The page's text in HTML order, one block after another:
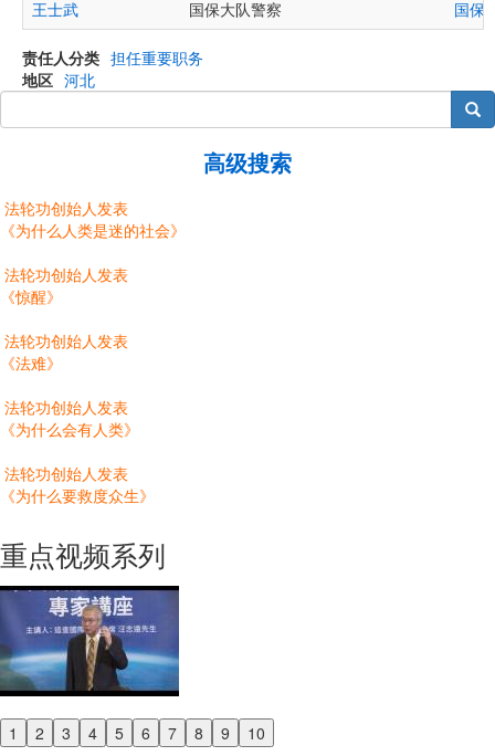
王士武 国保大队警察 国保
责任人分类 担任重要职务
地区 河北
搜索
高级搜索
法轮功创始人发表
《为什么人类是迷的社会》
法轮功创始人发表
《惊醒》
法轮功创始人发表
《法难》
法轮功创始人发表
《为什么会有人类》
法轮功创始人发表
《为什么要救度众生》
重点视频系列
1 2 3 4 5 6 7 8 9 10
Previous